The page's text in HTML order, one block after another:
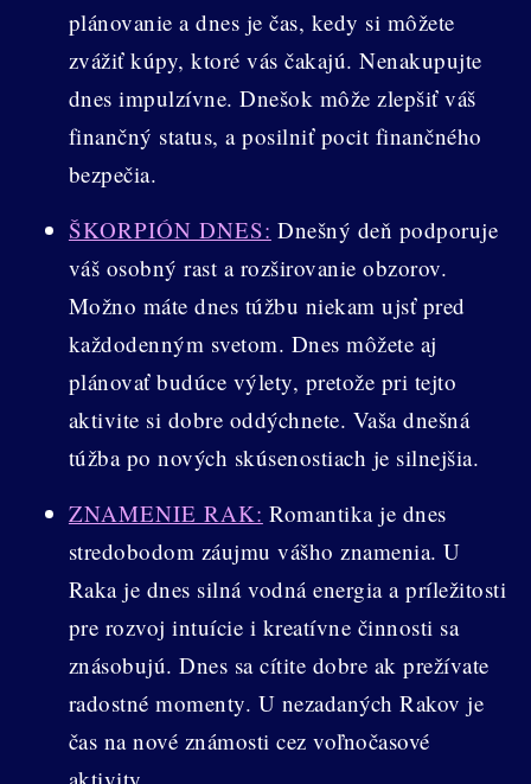
plánovanie a dnes je čas, kedy si môžete
zvážiť kúpy, ktoré vás čakajú. Nenakupujte
dnes impulzívne. Dnešok môže zlepšiť váš
finančný status, a posilniť pocit finančného
bezpečia.
ŠKORPIÓN DNES: Dnešný deň podporuje
váš osobný rast a rozširovanie obzorov.
Možno máte dnes túžbu niekam ujsť pred
každodenným svetom. Dnes môžete aj
plánovať budúce výlety, pretože pri tejto
aktivite si dobre oddýchnete. Vaša dnešná
túžba po nových skúsenostiach je silnejšia.
ZNAMENIE RAK: Romantika je dnes
stredobodom záujmu vášho znamenia. U
Raka je dnes silná vodná energia a príležitosti
pre rozvoj intuície i kreatívne činnosti sa
znásobujú. Dnes sa cítite dobre ak prežívate
radostné momenty. U nezadaných Rakov je
čas na nové známosti cez voľnočasové